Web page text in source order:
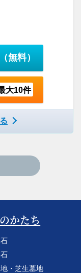
（無料）
大10件
かたち
・芝生墓地